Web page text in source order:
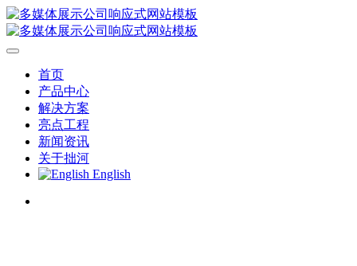
首页
产品中心
解决方案
亮点工程
新闻资讯
关于拙河
English